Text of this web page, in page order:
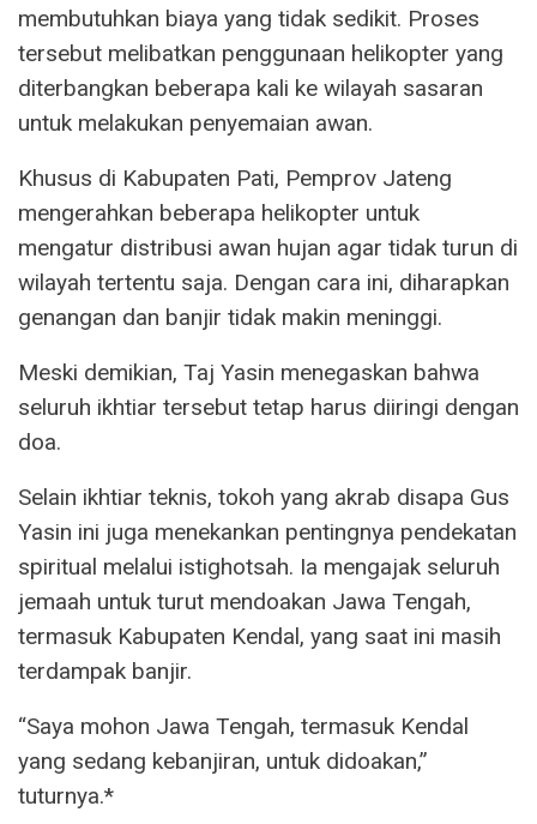
membutuhkan biaya yang tidak sedikit. Proses
tersebut melibatkan penggunaan helikopter yang
diterbangkan beberapa kali ke wilayah sasaran
untuk melakukan penyemaian awan.
Khusus di Kabupaten Pati, Pemprov Jateng
mengerahkan beberapa helikopter untuk
mengatur distribusi awan hujan agar tidak turun di
wilayah tertentu saja. Dengan cara ini, diharapkan
genangan dan banjir tidak makin meninggi.
Meski demikian, Taj Yasin menegaskan bahwa
seluruh ikhtiar tersebut tetap harus diiringi dengan
doa.
Selain ikhtiar teknis, tokoh yang akrab disapa Gus
Yasin ini juga menekankan pentingnya pendekatan
spiritual melalui istighotsah. Ia mengajak seluruh
jemaah untuk turut mendoakan Jawa Tengah,
termasuk Kabupaten Kendal, yang saat ini masih
terdampak banjir.
“Saya mohon Jawa Tengah, termasuk Kendal
yang sedang kebanjiran, untuk didoakan,”
tuturnya.*